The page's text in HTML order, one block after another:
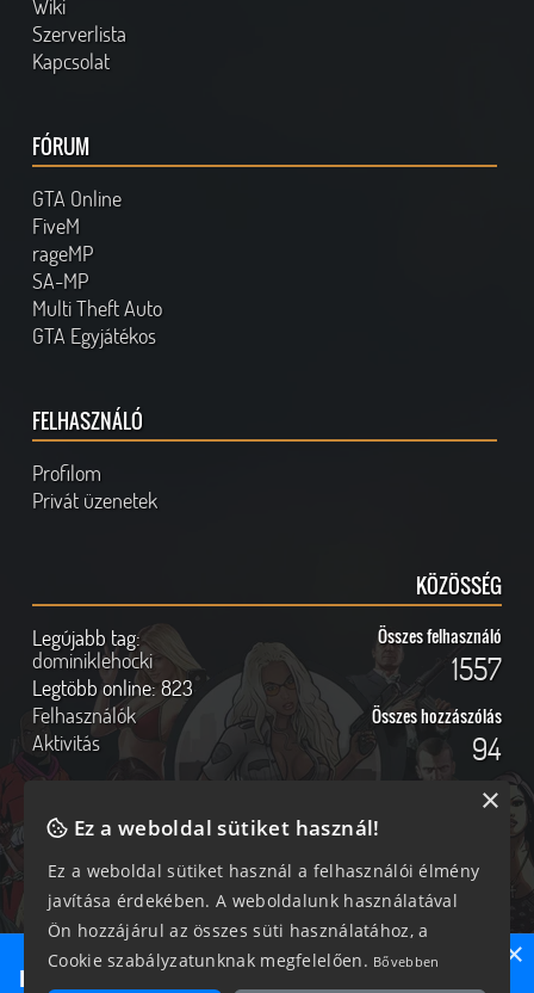
Wiki
Szerverlista
Kapcsolat
FÓRUM
GTA Online
FiveM
rageMP
SA-MP
Multi Theft Auto
GTA Egyjátékos
FELHASZNÁLÓ
Profilom
Privát üzenetek
KÖZÖSSÉG
Legújabb tag:
dominiklehocki
Legtöbb online:823
Felhasználók
Aktivitás
Összes felhasználó
1557
Összes hozzászólás
94
Online felhasználók
314 vendég, 0 tag
Kövess Minket!
Ne maradj le semmiről!
×
Ez a weboldal sütiket használ!
Ez a weboldal sütiket használ a felhasználói élmény
javítása érdekében. A weboldalunk használatával
Ön hozzájárul az összes süti használatához, a
Cookie szabályzatunknak megfelelően. Bővebben
×